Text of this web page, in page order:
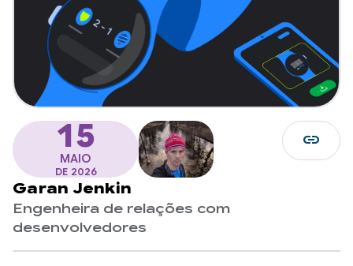
15
MAIO
DE 2026
Garan Jenkin
Engenheira de relações com
desenvolvedores
link